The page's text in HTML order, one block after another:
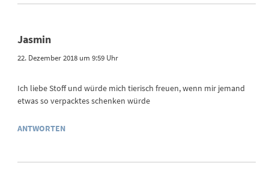
Jasmin
22. Dezember 2018 um 9:59 Uhr
Ich liebe Stoff und würde mich tierisch freuen, wenn mir jemand
etwas so verpacktes schenken würde
ANTWORTEN